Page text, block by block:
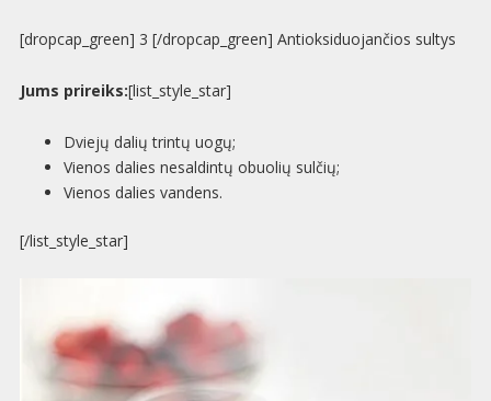
[dropcap_green] 3 [/dropcap_green] Antioksiduojančios sultys
Jums prireiks:[list_style_star]
Dviejų dalių trintų uogų;
Vienos dalies nesaldintų obuolių sulčių;
Vienos dalies vandens.
[/list_style_star]